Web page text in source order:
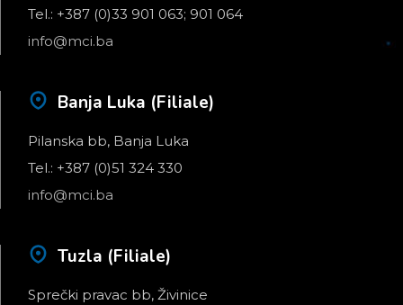
Tel.: +387 (0)33 901 063; 901 064
info@mci.ba
Banja Luka (Filiale)
Pilanska bb, Banja Luka
Tel.: +387 (0)51 324 330
info@mci.ba
Tuzla (Filiale)
Sprečki pravac bb, Živinice